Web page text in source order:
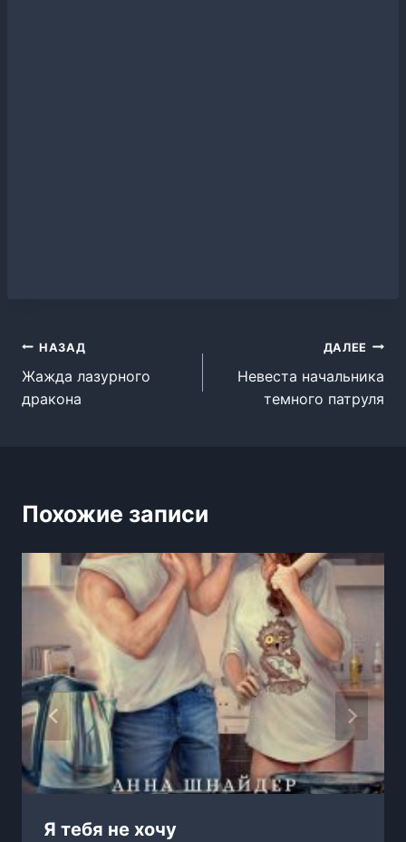
Навигация
по
НАЗАД
Жажда лазурного
дракона
ДАЛЕЕ
Невеста начальника
темного патруля
Похожие записи
Я тебя не хочу